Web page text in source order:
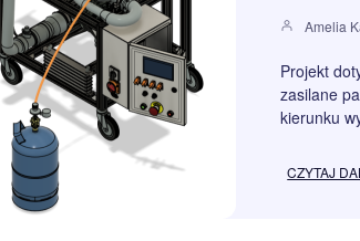
Amelia
Projekt
zasilane
kierunku
CZYTAJ